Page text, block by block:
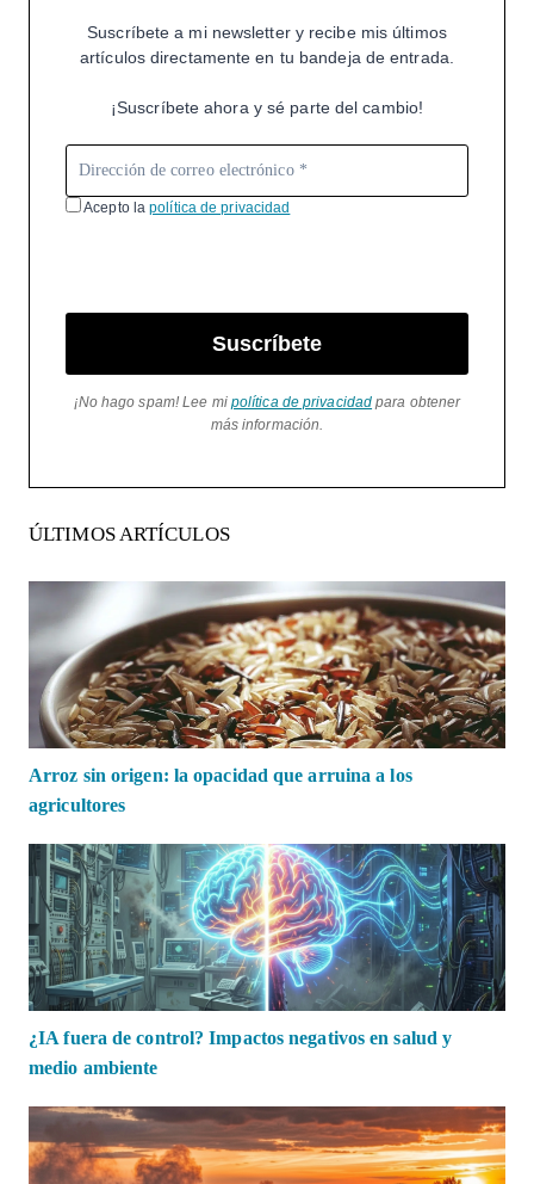
Suscríbete a mi newsletter y recibe mis últimos
artículos directamente en tu bandeja de entrada.
¡Suscríbete ahora y sé parte del cambio!
Acepto lapolítica de privacidad
Suscríbete
¡No hago spam! Lee mi política de privacidad para obtener
más información.
ÚLTIMOS ARTÍCULOS
Arroz sin origen: la opacidad que arruina a los
agricultores
¿IA fuera de control? Impactos negativos en salud y
medio ambiente